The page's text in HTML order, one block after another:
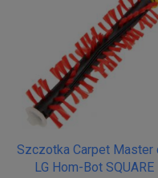
Szczotka Carpet Master
LG Hom-Bot SQUARE